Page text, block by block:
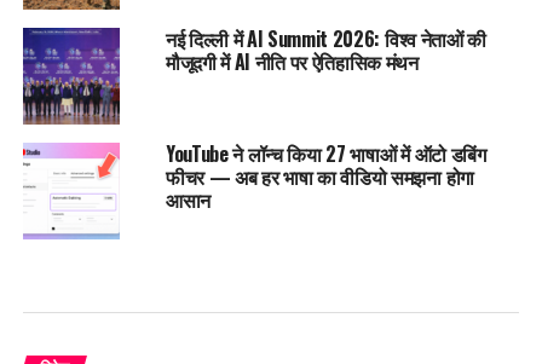
नई दिल्ली में AI Summit 2026: विश्व नेताओं की
मौजूदगी में AI नीति पर ऐतिहासिक मंथन
YouTube ने लॉन्च किया 27 भाषाओं में ऑटो डबिंग
फीचर — अब हर भाषा का वीडियो समझना होगा
आसान